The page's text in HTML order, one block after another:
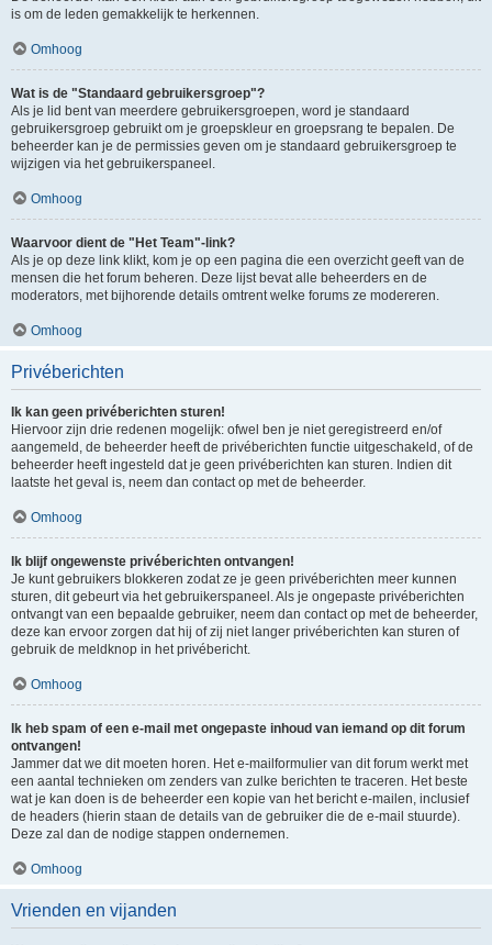
is om de leden gemakkelijk te herkennen.
Omhoog
Wat is de "Standaard gebruikersgroep"?
Als je lid bent van meerdere gebruikersgroepen, word je standaard
gebruikersgroep gebruikt om je groepskleur en groepsrang te bepalen. De
beheerder kan je de permissies geven om je standaard gebruikersgroep te
wijzigen via het gebruikerspaneel.
Omhoog
Waarvoor dient de "Het Team"-link?
Als je op deze link klikt, kom je op een pagina die een overzicht geeft van de
mensen die het forum beheren. Deze lijst bevat alle beheerders en de
moderators, met bijhorende details omtrent welke forums ze modereren.
Omhoog
Privéberichten
Ik kan geen privéberichten sturen!
Hiervoor zijn drie redenen mogelijk: ofwel ben je niet geregistreerd en/of
aangemeld, de beheerder heeft de privéberichten functie uitgeschakeld, of de
beheerder heeft ingesteld dat je geen privéberichten kan sturen. Indien dit
laatste het geval is, neem dan contact op met de beheerder.
Omhoog
Ik blijf ongewenste privéberichten ontvangen!
Je kunt gebruikers blokkeren zodat ze je geen privéberichten meer kunnen
sturen, dit gebeurt via het gebruikerspaneel. Als je ongepaste privéberichten
ontvangt van een bepaalde gebruiker, neem dan contact op met de beheerder,
deze kan ervoor zorgen dat hij of zij niet langer privéberichten kan sturen of
gebruik de meldknop in het privébericht.
Omhoog
Ik heb spam of een e-mail met ongepaste inhoud van iemand op dit forum
ontvangen!
Jammer dat we dit moeten horen. Het e-mailformulier van dit forum werkt met
een aantal technieken om zenders van zulke berichten te traceren. Het beste
wat je kan doen is de beheerder een kopie van het bericht e-mailen, inclusief
de headers (hierin staan de details van de gebruiker die de e-mail stuurde).
Deze zal dan de nodige stappen ondernemen.
Omhoog
Vrienden en vijanden